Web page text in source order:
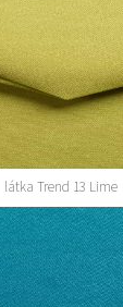
látka Trend 13 Lime